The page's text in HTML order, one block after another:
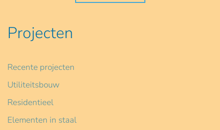
Projecten
Recente projecten
Utiliteitsbouw
Residentieel
Elementen in staal